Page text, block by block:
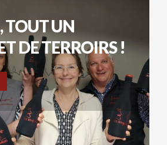
TOUT UN
DE TERROIRS !